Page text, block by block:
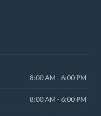
8:00 AM - 6:00 PM
8:00 AM - 6:00 PM